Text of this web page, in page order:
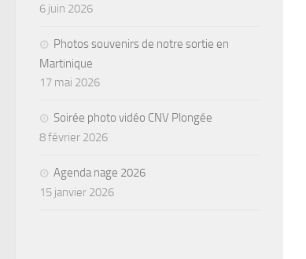
6 juin 2026
Photos souvenirs de notre sortie en
Martinique
17 mai 2026
Soirée photo vidéo CNV Plongée
8 février 2026
Agenda nage 2026
15 janvier 2026